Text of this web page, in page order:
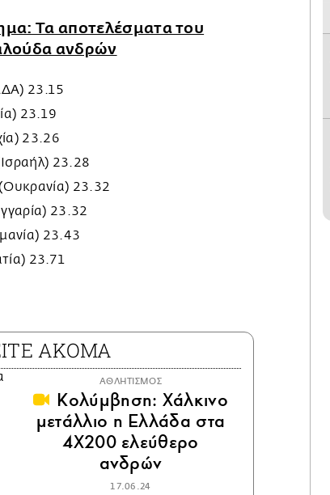
Τα αποτελέσματα του
ανδρών
23.15
23.19
23.26
23.28
23.32
23.32
23.43
23.71
ΑΚΟΜΑ
ΑΘΛΗΤΙΣΜΟΣ
Κολύμβηση: Χάλκινο
μετάλλιο η Ελλάδα στα
4Χ200 ελεύθερο
ανδρών
17.06.24